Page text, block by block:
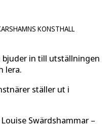
KONSTHALL
in till utställningen
lera.
ställer ut i
Swärdshammar –